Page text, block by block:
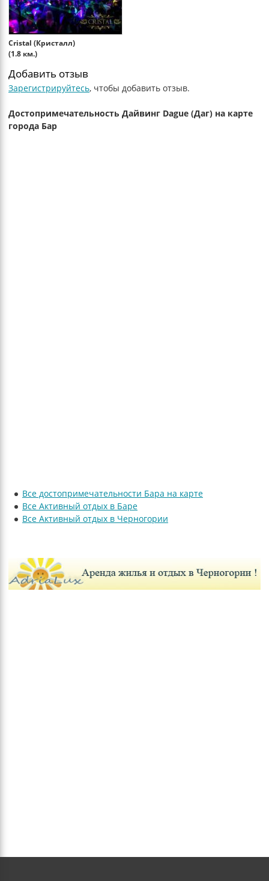
Cristal (Кристалл)
(1.8 км.)
Добавить отзыв
Зарегистрируйтесь, чтобы добавить отзыв.
Достопримечательность Дайвинг Dague (Даг) на карте
города Бар
Все достопримечательности Бара на карте
Все Активный отдых в Баре
Все Активный отдых в Черногории